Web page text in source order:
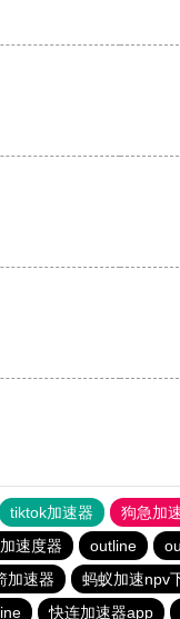
tiktok加速器 狗急加
速度器 outline
加速器 蚂蚁加速npv
快连加速器app